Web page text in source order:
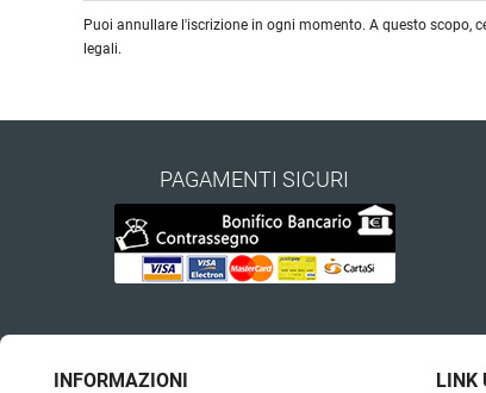
Puoi annullare l'iscrizione in ogni momento. A questo scopo,
legali.
PAGAMENTI SICURI
INFORMAZIONI LINK